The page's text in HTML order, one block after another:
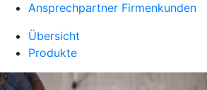
Ansprechpartner Firmenkunden
Übersicht
Produkte